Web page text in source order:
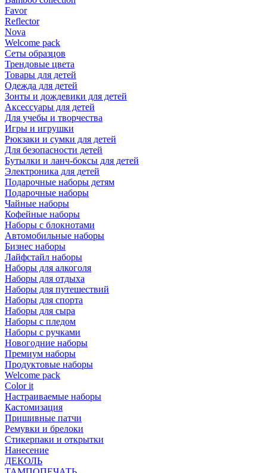
Favor
Reflector
Nova
Welcome pack
Сеты образцов
Трендовые цвета
Товары для детей
Одежда для детей
Зонты и дождевики для детей
Аксессуары для детей
Для учебы и творчества
Игры и игрушки
Рюкзаки и сумки для детей
Для безопасности детей
Бутылки и ланч-боксы для детей
Электроника для детей
Подарочные наборы детям
Подарочные наборы
Чайные наборы
Кофейные наборы
Наборы с блокнотами
Автомобильные наборы
Бизнес наборы
Лайфстайл наборы
Наборы для алкоголя
Наборы для отдыха
Наборы для путешествий
Наборы для спорта
Наборы для сыра
Наборы с пледом
Наборы с ручками
Новогодние наборы
Премиум наборы
Продуктовые наборы
Welcome pack
Color it
Настраиваемые наборы
Кастомизация
Пришивные патчи
Ремувки и брелоки
Стикерпаки и открытки
Нанесение
ДЕКОЛЬ